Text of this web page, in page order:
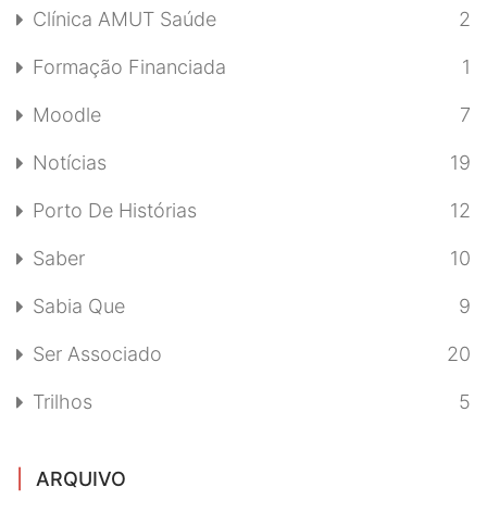
Clínica AMUT Saúde 2
Formação Financiada 1
Moodle 7
Notícias 19
Porto De Histórias 12
Saber 10
Sabia Que 9
Ser Associado 20
Trilhos 5
ARQUIVO